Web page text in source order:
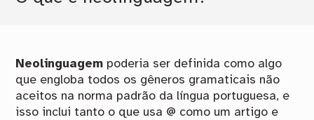
Neolinguagem poderia ser definida como algo
que engloba todos os gêneros gramaticais não
aceitos na norma padrão da língua portuguesa, e
isso inclui tanto o que usa @ como um artigo e